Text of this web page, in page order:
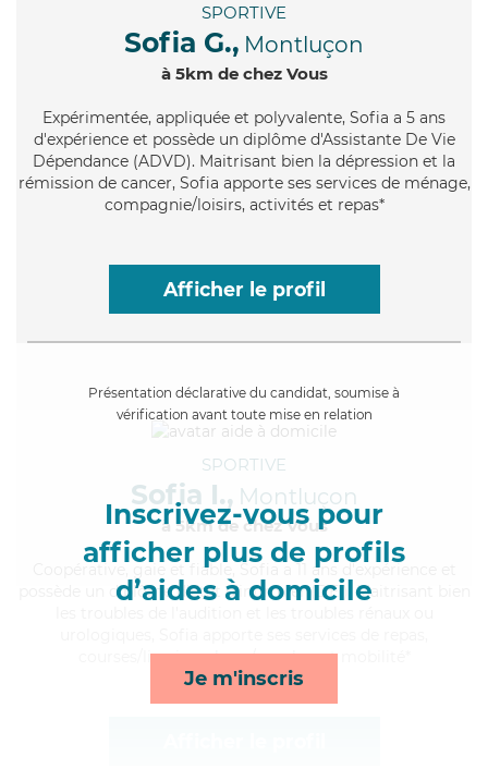
SPORTIVE
Sofia G., Montluçon
à 5km de chez Vous
Expérimentée, appliquée et polyvalente, Sofia a 5 ans
d'expérience et possède un diplôme d'Assistante De Vie
Dépendance (ADVD). Maitrisant bien la dépression et la
rémission de cancer, Sofia apporte ses services de ménage,
compagnie/loisirs, activités et repas*
Afficher le profil
Présentation déclarative du candidat, soumise à
vérification avant toute mise en relation
Inscrivez-vous pour
afficher plus de profils
d’aides à domicile
Je m'inscris
SPORTIVE
Sofia I., Montluçon
à 5km de chez Vous
, gaie et fiable, Sofia a 11 ans d'expérience et
possède un diplôme d'Etat d'infirmier (DEI). Maitrisant bien
courses/livraison, lever/coucher et mobilité*